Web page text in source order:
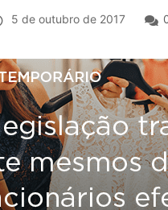
5 de outubro de 2017